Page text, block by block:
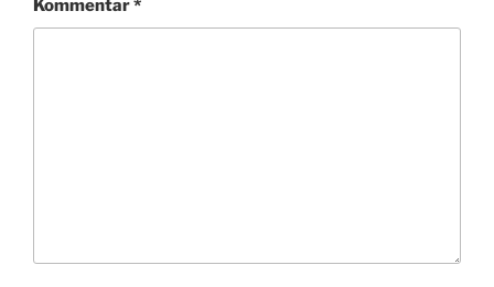
Kommentar*